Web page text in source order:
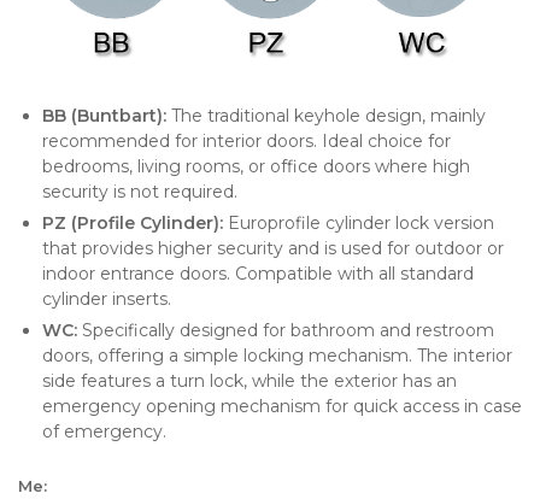
BB (Buntbart): The traditional keyhole design, mainly
recommended for interior doors. Ideal choice for
bedrooms, living rooms, or office doors where high
security is not required.
PZ (Profile Cylinder): Europrofile cylinder lock version
that provides higher security and is used for outdoor or
indoor entrance doors. Compatible with all standard
cylinder inserts.
WC: Specifically designed for bathroom and restroom
doors, offering a simple locking mechanism. The interior
side features a turn lock, while the exterior has an
emergency opening mechanism for quick access in case
of emergency.
Me: